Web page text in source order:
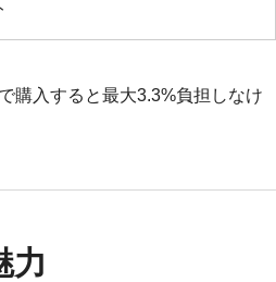
購入すると最大3.3%負担しなけ
力